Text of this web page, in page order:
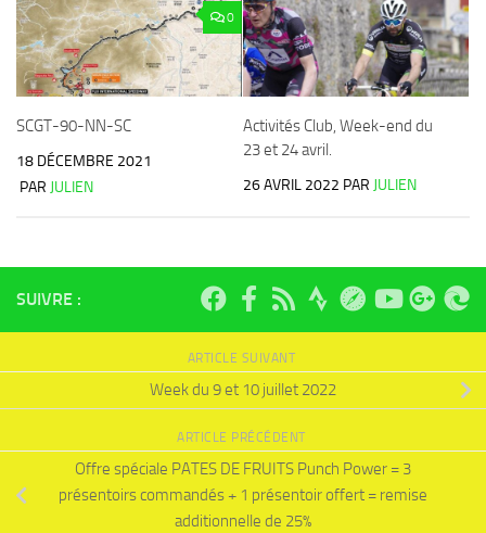
0
SCGT-90-NN-SC
18 DÉCEMBRE 2021
PAR JULIEN
Activités Club, Week-end du
23 et 24 avril.
26 AVRIL 2022 PAR JULIEN
SUIVRE :
ARTICLE SUIVANT
Week du 9 et 10 juillet 2022
ARTICLE PRÉCÉDENT
Offre spéciale PATES DE FRUITS Punch Power = 3
présentoirs commandés + 1 présentoir offert = remise
additionnelle de 25%